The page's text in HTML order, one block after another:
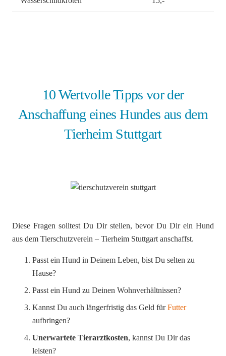
10 Wertvolle Tipps vor der
Anschaffung eines Hundes aus dem
Tierheim Stuttgart
Diese Fragen solltest Du Dir stellen, bevor Du Dir ein Hund
aus dem Tierschutzverein – Tierheim Stuttgart anschaffst.
Passt ein Hund in Deinem Leben, bist Du selten zu
Hause?
Passt ein Hund zu Deinen Wohnverhältnissen?
Kannst Du auch längerfristig das Geld fürFutter
aufbringen?
Unerwartete Tierarztkosten, kannst Du Dir das
leisten?